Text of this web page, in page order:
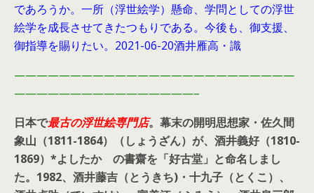
であろうか。一所（浮世絵学）懸命、学問としての浮世
絵学を成長させてきたつもりである。今後も、御支援、
御指導を賜りたい。2021-06-20酒井雁高・識
—————————————————————————
————————————————–
日本で最古の浮世絵専門店。幕末の開明思想家・ 佐久間
象山（1811-1864）（しょうざん）が、酒井義好（1810-
1869）*よしたか の書齋を「好古堂」と命名しまし
た。 1982、酒井藤吉（とうきち)・十九子（とくこ）、